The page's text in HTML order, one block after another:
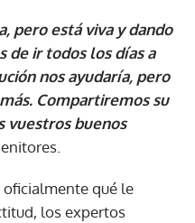
pero está viva y dando
de ir todos los días a
nos ayudaría, pero
Compartiremos su
vuestros buenos
qué le
los expertos